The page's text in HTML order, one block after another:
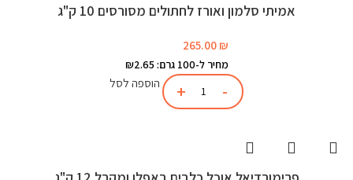
אמיתי סלמון ואורז לחתולים מסורסים 10 ק"ג
265.00 ₪
מחיר ל-100 גרם: ₪2.65
הוספה לסל